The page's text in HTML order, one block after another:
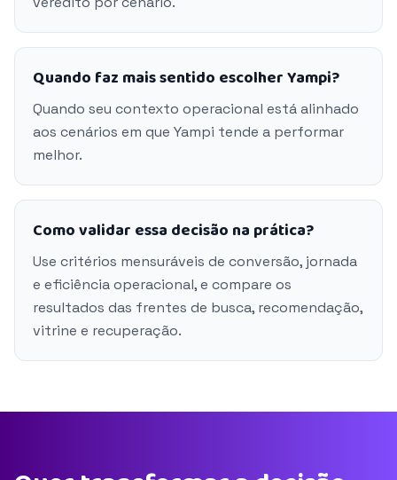
Quando faz mais sentido escolher Yampi?
Quando seu contexto operacional está alinhado
aos cenários em que Yampi tende a performar
melhor.
Como validar essa decisão na prática?
Use critérios mensuráveis de conversão, jornada
e eficiência operacional, e compare os
resultados das frentes de busca, recomendação,
vitrine e recuperação.